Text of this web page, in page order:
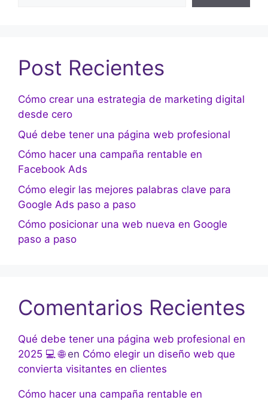
Post Recientes
Cómo crear una estrategia de marketing digital
desde cero
Qué debe tener una página web profesional
Cómo hacer una campaña rentable en
Facebook Ads
Cómo elegir las mejores palabras clave para
Google Ads paso a paso
Cómo posicionar una web nueva en Google
paso a paso
Comentarios Recientes
Qué debe tener una página web profesional en
2025 💻 🌐en Cómo elegir un diseño web que
convierta visitantes en clientes
Cómo hacer una campaña rentable en